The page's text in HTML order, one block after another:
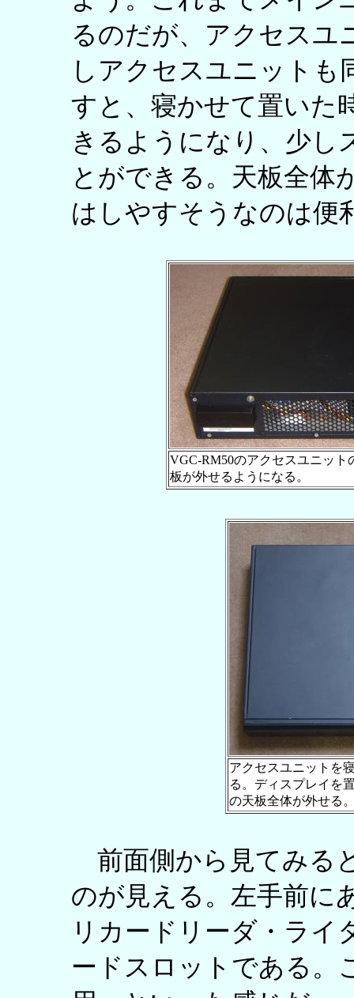
るのだが、アクセスユ
しアクセスユニットも
すと、寝かせて置いた
きるようになり、少し
とができる。天板全体
はしやすそうなのは便
VGC-RM50のアクセスユニッ
板が外せるようになる。
アクセスユニットを
る。ディスプレイを
の天板全体が外せる
前面側から見てみる
のが見える。左手前に
リカードリーダ・ライ
ードスロットである。